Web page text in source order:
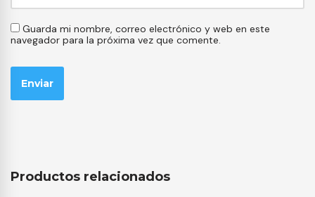
Guarda mi nombre, correo electrónico y web en este
navegador para la próxima vez que comente.
Productos relacionados